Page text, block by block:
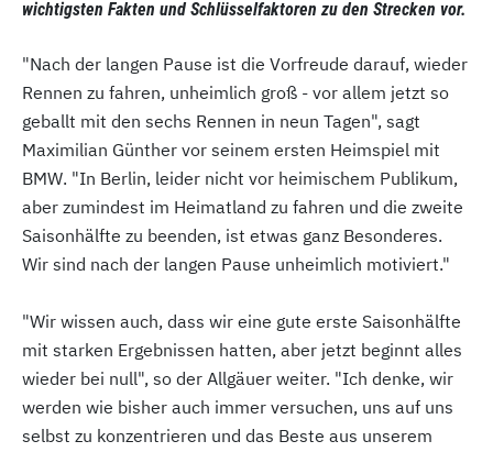
wichtigsten Fakten und Schlüsselfaktoren zu den Strecken vor.
"Nach der langen Pause ist die Vorfreude darauf, wieder
Rennen zu fahren, unheimlich groß - vor allem jetzt so
geballt mit den sechs Rennen in neun Tagen", sagt
Maximilian Günther vor seinem ersten Heimspiel mit
BMW. "In Berlin, leider nicht vor heimischem Publikum,
aber zumindest im Heimatland zu fahren und die zweite
Saisonhälfte zu beenden, ist etwas ganz Besonderes.
Wir sind nach der langen Pause unheimlich motiviert."
"Wir wissen auch, dass wir eine gute erste Saisonhälfte
mit starken Ergebnissen hatten, aber jetzt beginnt alles
wieder bei null", so der Allgäuer weiter. "Ich denke, wir
werden wie bisher auch immer versuchen, uns auf uns
selbst zu konzentrieren und das Beste aus unserem